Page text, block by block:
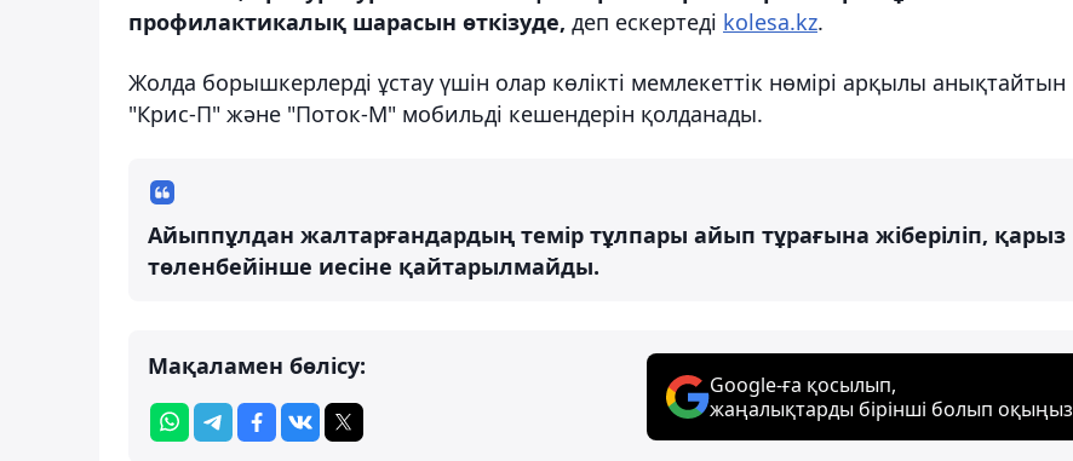
профилактикалық шарасын өткізуде, деп ескертеді kolesa.kz.
Жолда борышкерлерді ұстау үшін олар көлікті мемлекеттік нөмірі арқылы анықтайтын
"Крис-П" және "Поток-М" мобильді кешендерін қолданады.
Айыппұлдан жалтарғандардың темір тұлпары айып тұрағына жіберіліп, қарыз
төленбейінше иесіне қайтарылмайды.
Мақаламен бөлісу:
Google-ға қосылып,
жаңалықтарды бірінші болып оқыңыз